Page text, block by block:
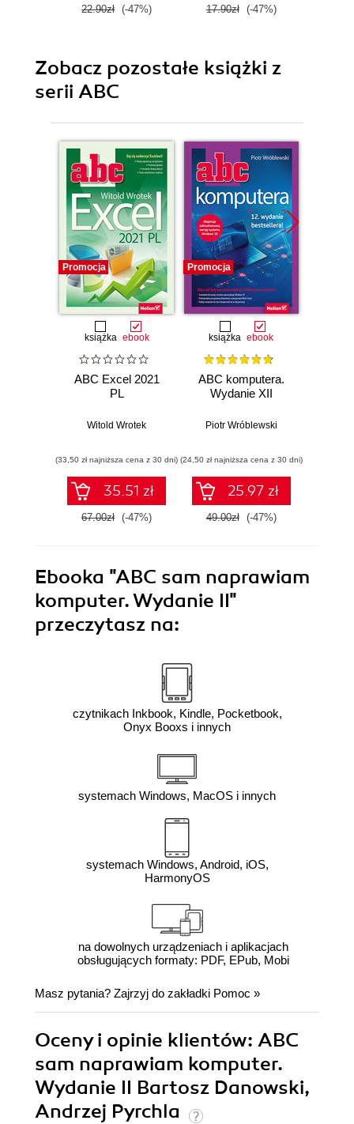
22.90zł (-47%) 17.90zł (-47%)
Zobacz pozostałe książki z
serii ABC
Promocja
książka ebook
ABC Excel 2021
PL
Witold Wrotek
(33,50 zł najniższa cena z 30 dni)
35.51 zł
67.00zł (-47%)
Promocja
książka ebook
ABC komputera.
Wydanie XII
Piotr Wróblewski
(24,50 zł najniższa cena z 30 dni)
25.97 zł
49.00zł (-47%)
Ebooka "ABC sam naprawiam
komputer. Wydanie II"
przeczytasz na:
czytnikach Inkbook, Kindle, Pocketbook,
Onyx Booxs i innych
systemach Windows, MacOS i innych
systemach Windows, Android, iOS,
HarmonyOS
na dowolnych urządzeniach i aplikacjach
obsługujących formaty: PDF, EPub, Mobi
Masz pytania? Zajrzyj do zakładki Pomoc »
Oceny i opinie klientów: ABC
sam naprawiam komputer.
Wydanie II Bartosz Danowski,
Andrzej Pyrchla